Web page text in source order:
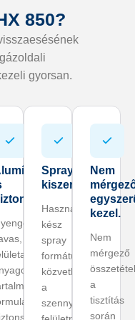
850?
gyorsan.
Spray
kiszerelés
Használatra
kész
spray
formátum:
közvetlenül
a
szennyezett
Nem
kezel.
Nem
mérgező
a
tisztítás
során